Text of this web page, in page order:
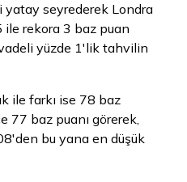
yatay seyrederek Londra
rekora 3 baz puan
yüzde 1'lik tahvilin
ile farkı ise 78 baz
77 baz puanı görerek,
bu yana en düşük